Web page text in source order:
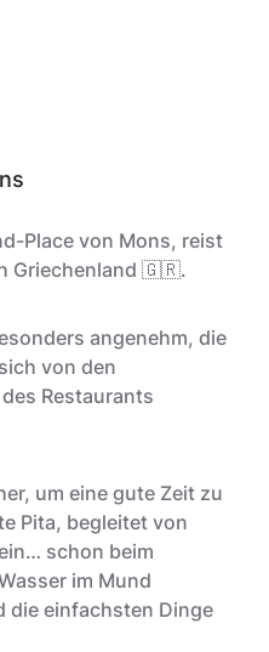
Place von Mons, reist
Griechenland 🇬🇷.
angenehm, die
von den
Restaurants
um eine gute Zeit zu
Pita, begleitet von
schon beim
im Mund
die einfachsten Dinge